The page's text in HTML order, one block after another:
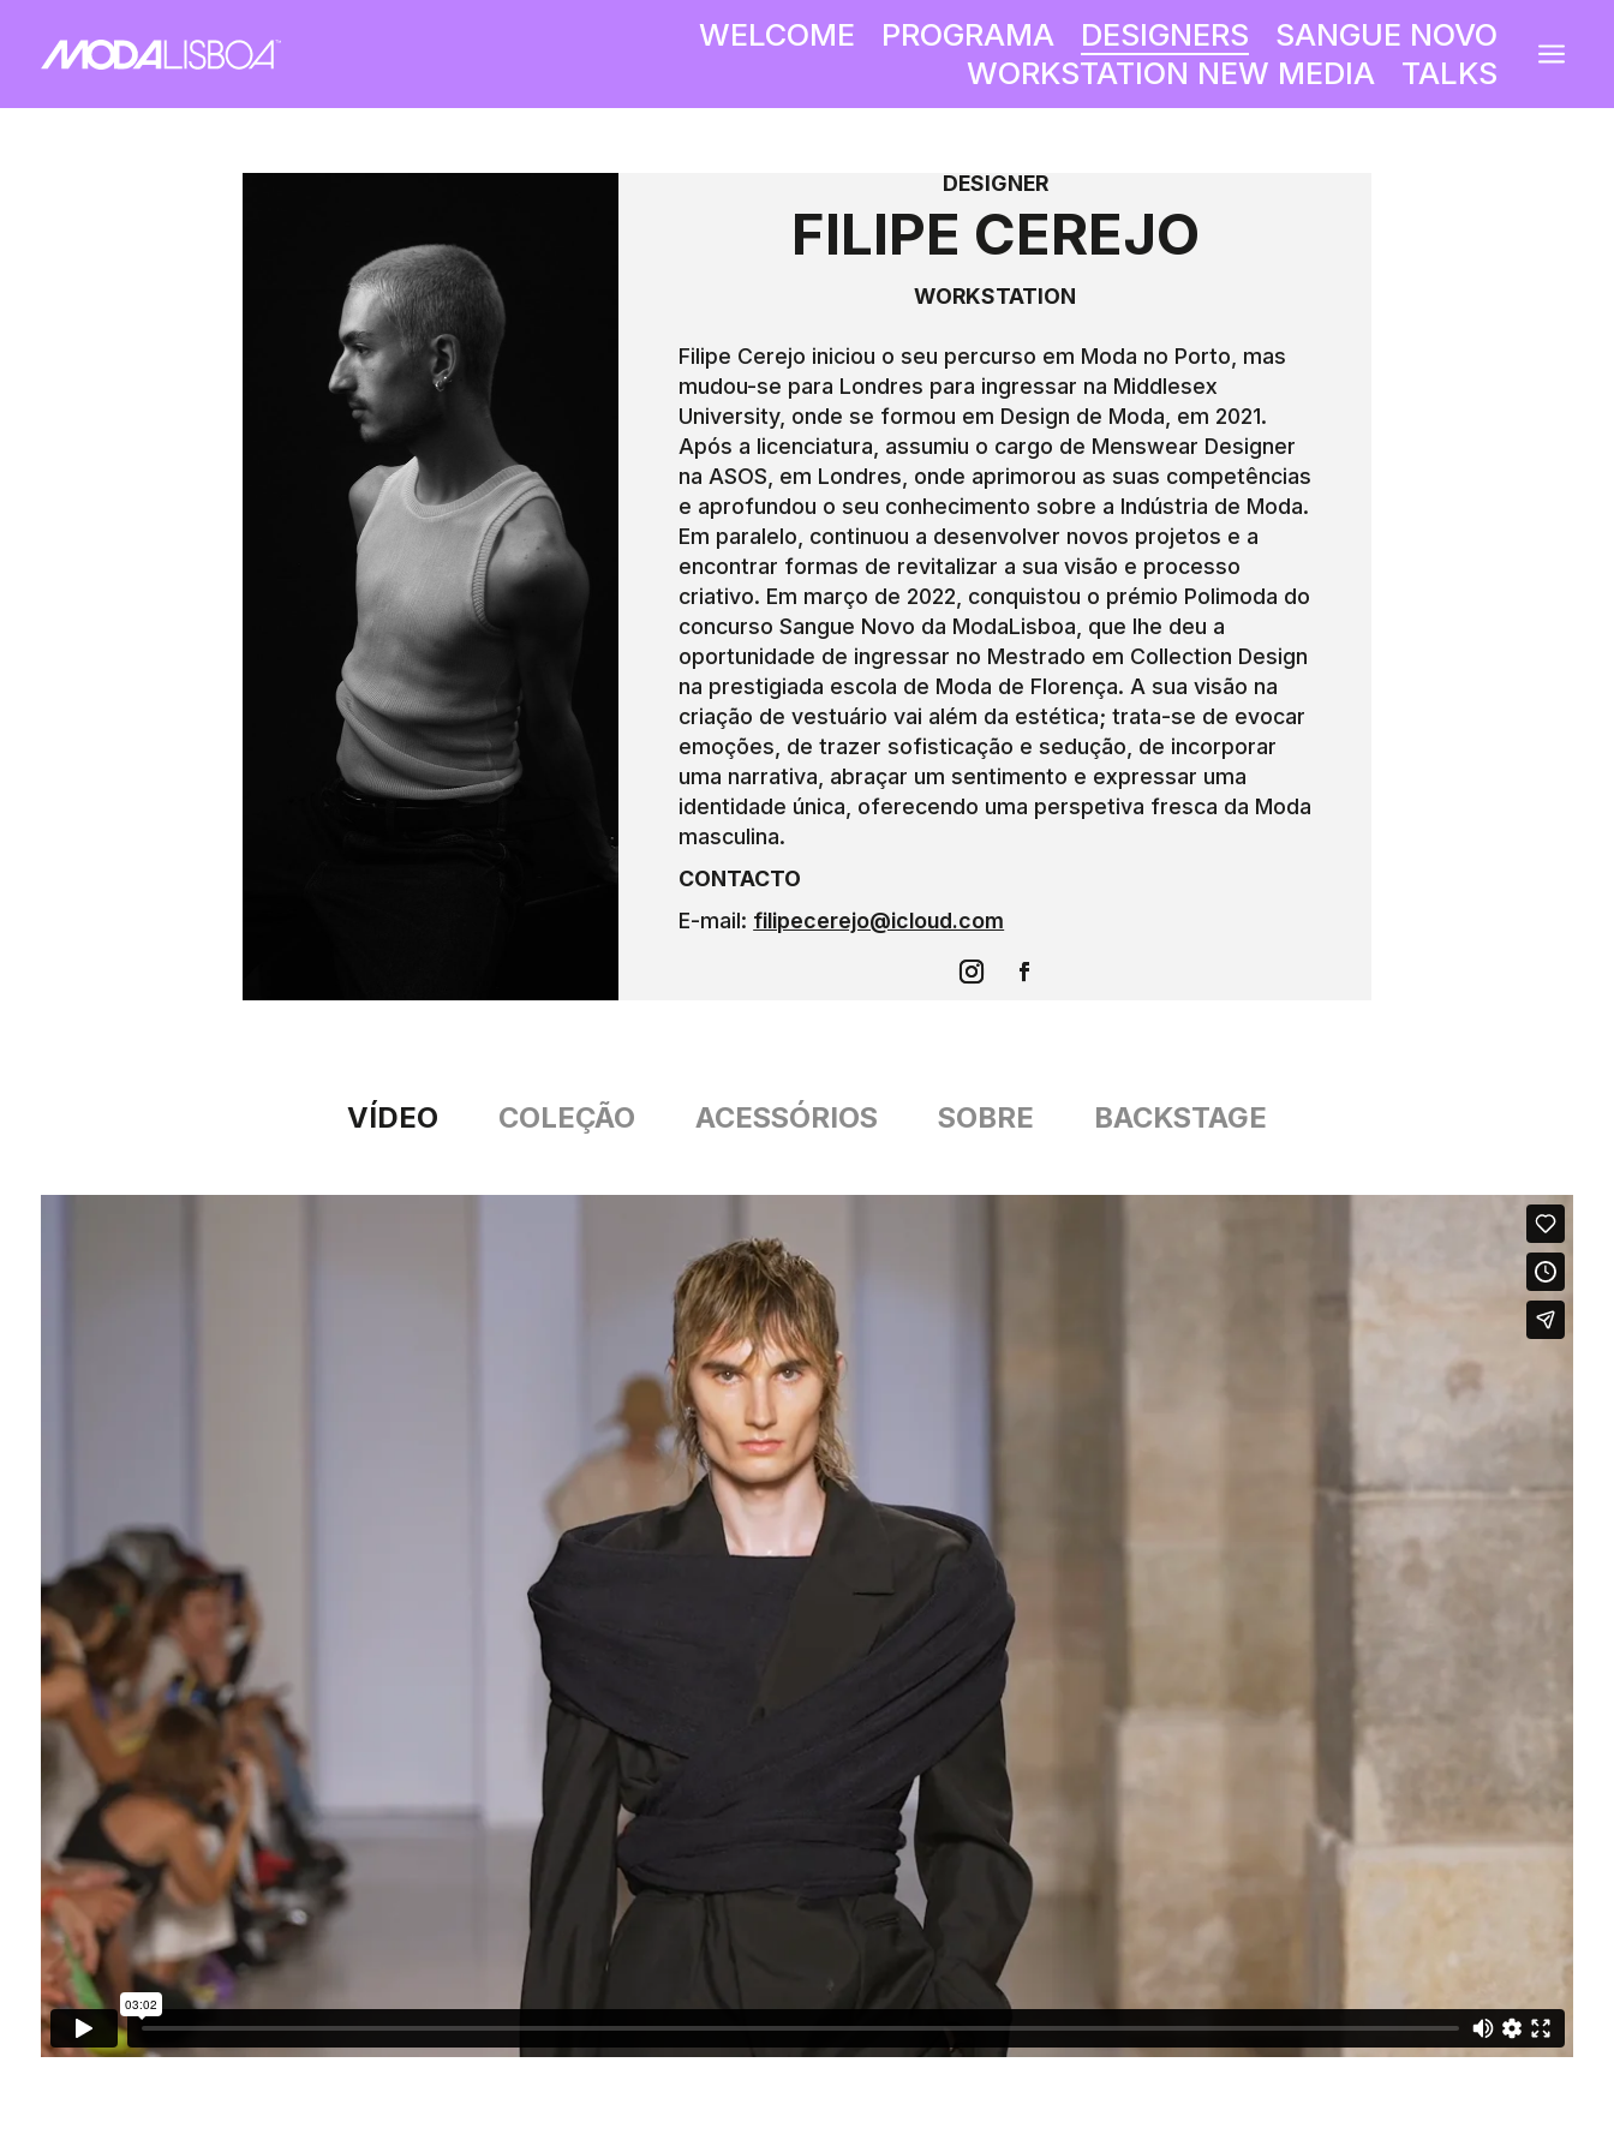
WELCOME PROGRAMA DESIGNERS
SANGUE NOVO
WORKSTATION NEW MEDIA
TALKS a
DESIGNER
FILIPE CEREJO
WORKSTATION
Filipe Cerejo iniciou o seu percurso em Moda no Porto, mas
mudou-se para Londres para ingressar na Middlesex
University, onde se formou em Design de Moda, em 2021.
Após a licenciatura, assumiu o cargo de Menswear Designer
na ASOS, em Londres, onde aprimorou as suas competências
e aprofundou o seu conhecimento sobre a Indústria de Moda.
Em paralelo, continuou a desenvolver novos projetos e a
encontrar formas de revitalizar a sua visão e processo
criativo. Em março de 2022, conquistou o prémio Polimoda do
concurso Sangue Novo da ModaLisboa, que lhe deu a
oportunidade de ingressar no Mestrado em Collection Design
na prestigiada escola de Moda de Florença. A sua visão na
criação de vestuário vai além da estética; trata-se de evocar
emoções, de trazer sofisticação e sedução, de incorporar
uma narrativa, abraçar um sentimento e expressar uma
identidade única, oferecendo uma perspetiva fresca da Moda
masculina.
CONTACTO
E-mail: filipecerejo@icloud.com
VÍDEO COLEÇÃO ACESSÓRIOS SOBRE BACKSTAGE